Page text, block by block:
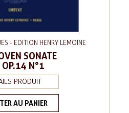
- EDITION HENRY LEMOINE
SONATE
OP.14 N°1
PRODUIT
AU PANIER